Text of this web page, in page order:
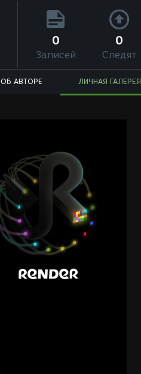
0
Записей
0
Следят
ОБ АВТОРЕ ЛИЧНАЯ ГАЛЕРЕЯ